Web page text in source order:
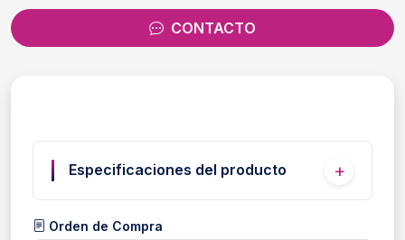
CONTACTO
Especificaciones del producto
Orden de Compra